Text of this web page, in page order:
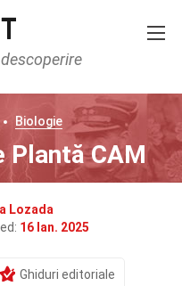
Biologie
Plantă CAM
Lozada
16 Ian. 2025
Ghiduri editoriale